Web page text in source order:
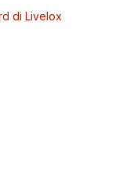
di Livelox